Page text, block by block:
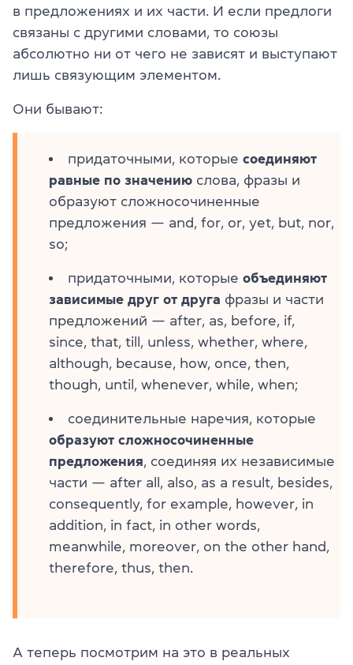
в предложениях и их части. И если предлоги
связаны с другими словами, то союзы
абсолютно ни от чего не зависят и выступают
лишь связующим элементом.
Они бывают:
придаточными, которые соединяют
равные по значению слова, фразы и
образуют сложносочиненные
предложения — and, for, or, yet, but, nor,
so;
придаточными, которые объединяют
зависимые друг от друга фразы и части
предложений — after, as, before, if,
since, that, till, unless, whether, where,
although, because, how, once, then,
though, until, whenever, while, when;
соединительные наречия, которые
образуют сложносочиненные
предложения, соединяя их независимые
части — after all, also, as a result, besides,
consequently, for example, however, in
addition, in fact, in other words,
meanwhile, moreover, on the other hand,
therefore, thus, then.
А теперь посмотрим на это в реальных